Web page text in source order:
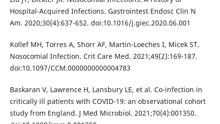
Hospital-Acquired Infections. Gastrointest Endosc Clin N
Am. 2020;30(4):637-652. doi:10.1016/j.giec.2020.06.001
Kollef MH, Torres A, Shorr AF, Martin-Loeches I, Micek ST.
Nosocomial Infection. Crit Care Med. 2021;49(2):169-187.
doi:10.1097/CCM.0000000000004783
Baskaran V, Lawrence H, Lansbury LE, et al. Co-infection in
critically ill patients with COVID-19: an observational cohort
study from England. J Med Microbiol. 2021;70(4):001350.